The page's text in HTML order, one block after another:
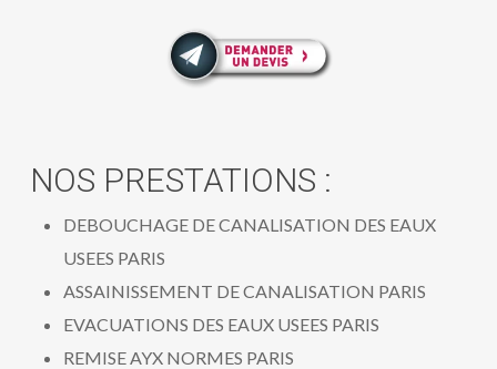
NOS PRESTATIONS :
DEBOUCHAGE DE CANALISATION DES EAUX
USEES PARIS
ASSAINISSEMENT DE CANALISATION PARIS
EVACUATIONS DES EAUX USEES PARIS
REMISE AYX NORMES PARIS